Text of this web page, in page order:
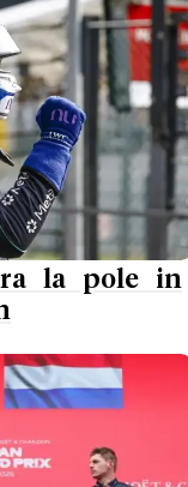
la pole in